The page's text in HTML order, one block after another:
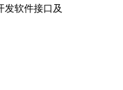
发软件接口及